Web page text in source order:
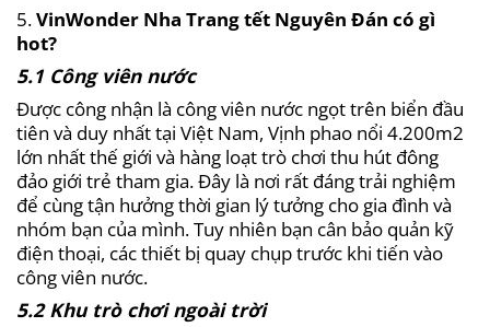
5.VinWonder Nha Trang tết Nguyên Đán có gì
hot?
5.1 Công viên nước
Được công nhận là công viên nước ngọt trên biển đầu
tiên và duy nhất tại Việt Nam, Vịnh phao nổi 4.200m2
lớn nhất thế giới và hàng loạt trò chơi thu hút đông
đảo giới trẻ tham gia. Đây là nơi rất đáng trải nghiệm
để cùng tận hưởng thời gian lý tưởng cho gia đình và
nhóm bạn của mình. Tuy nhiên bạn cân bảo quản kỹ
điện thoại, các thiết bị quay chụp trước khi tiến vào
công viên nước.
5.2 Khu trò chơi ngoài trời